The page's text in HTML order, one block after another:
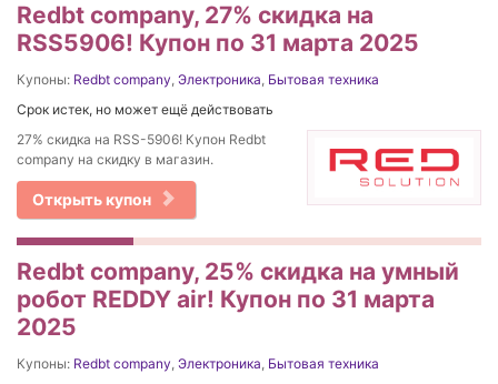
Redbt company, 27% cкидка на
RSS5906! Купон по 31 марта 2025
Купоны: Redbt company, Электроника, Бытовая техника
Срок истек, но может ещё действовать
27% cкидка на RSS-5906! Купон Redbt
company на скидку в магазин.
Открыть купон
Redbt company, 25% скидка на умный
робот REDDY air! Купон по 31 марта
2025
Купоны: Redbt company, Электроника, Бытовая техника